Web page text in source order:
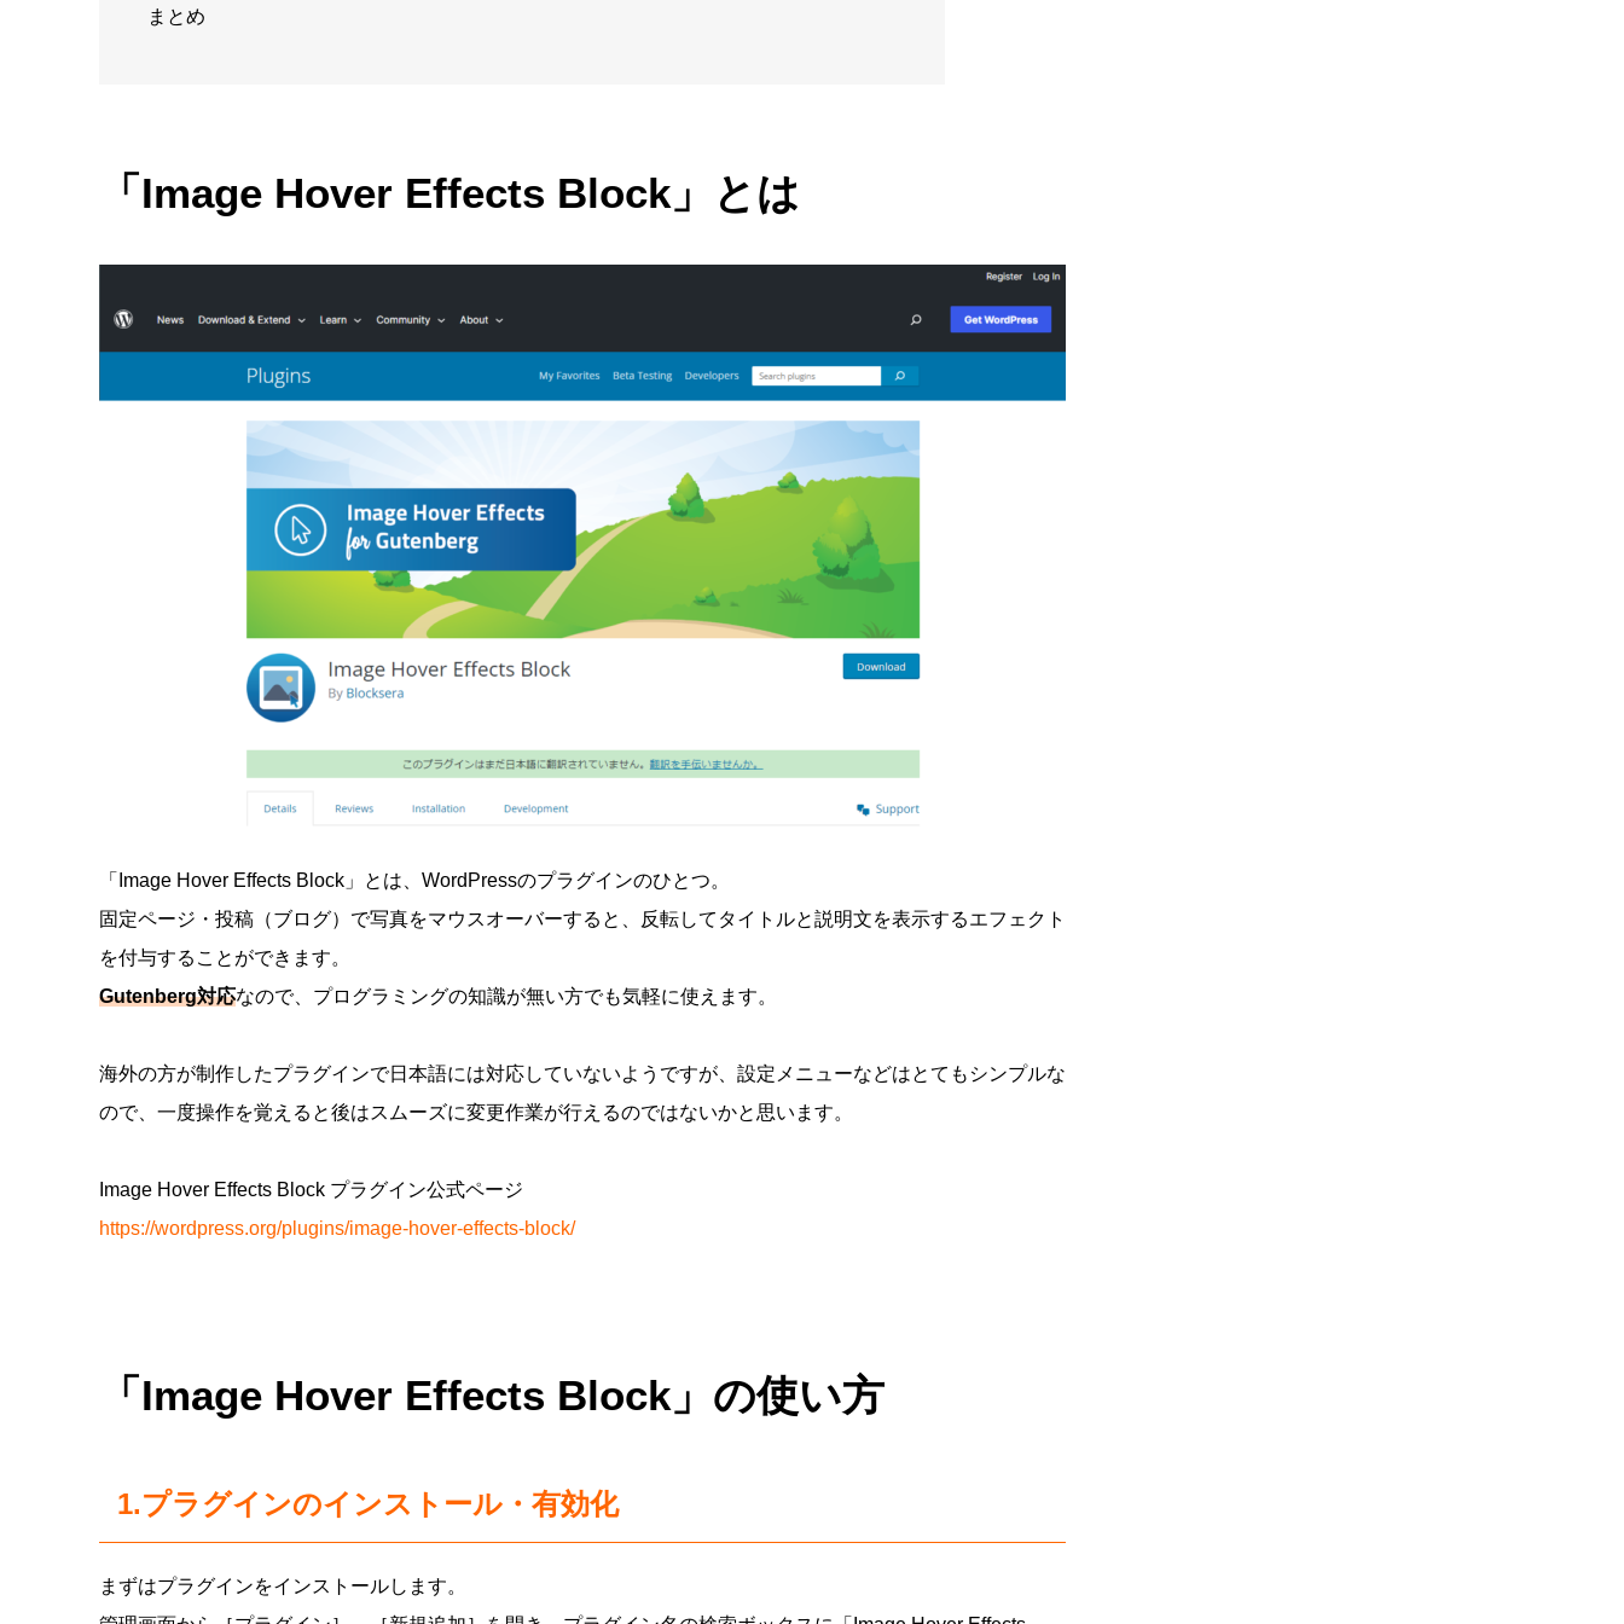
まとめ
「Image Hover Effects Block」とは
「Image Hover Effects Block」とは、WordPressのプラグインのひとつ。
固定ページ・投稿（ブログ）で写真をマウスオーバーすると、反転してタイトルと説明文を表示するエフェクト
を付与することができます。
Gutenberg対応なので、プログラミングの知識が無い方でも気軽に使えます。
海外の方が制作したプラグインで日本語には対応していないようですが、設定メニューなどはとてもシンプルな
ので、一度操作を覚えると後はスムーズに変更作業が行えるのではないかと思います。
Image Hover Effects Block プラグイン公式ページ
https://wordpress.org/plugins/image-hover-effects-block/
「Image Hover Effects Block」の使い方
1.プラグインのインストール・有効化
まずはプラグインをインストールします。